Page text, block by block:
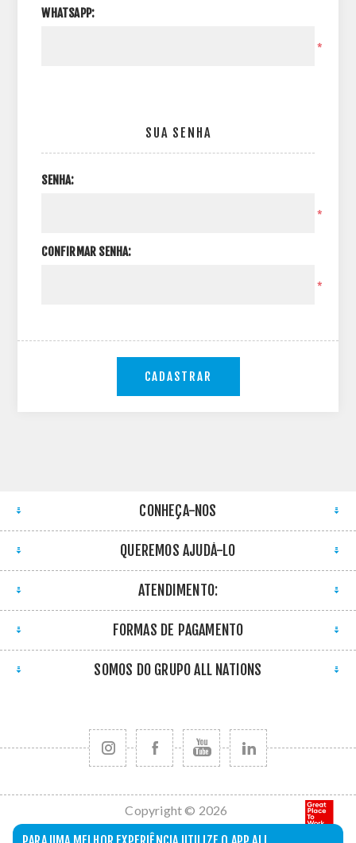
WHATSAPP:
*
SUA SENHA
SENHA:
*
CONFIRMAR SENHA:
*
CADASTRAR
CONHEÇA-NOS
QUEREMOS AJUDÁ-LO
ATENDIMENTO:
FORMAS DE PAGAMENTO
SOMOS DO GRUPO ALL NATIONS
Copyright © 2026
All Nations. Todos